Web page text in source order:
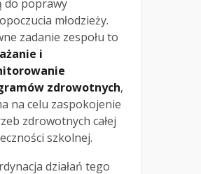
do poprawy
młodzieży.
zadanie zespołu to
i
zdrowotnych,
na celu zaspokojenie
zdrowotnych całej
szkolnej.
działań tego